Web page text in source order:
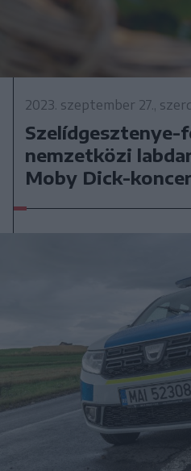
2023. szeptember 27.,
Szelídgesztenye-
nemzetközi
Moby Dick-